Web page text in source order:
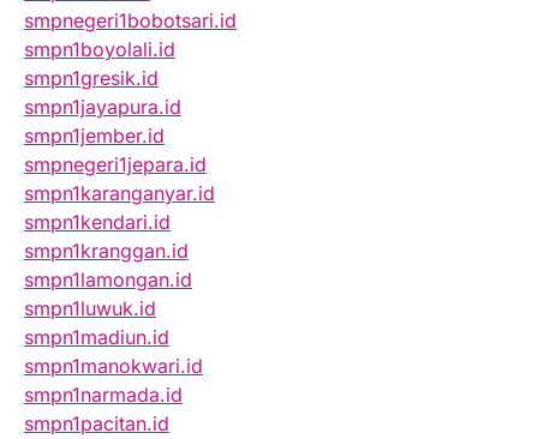
smpnegeri1bobotsari.id
smpn1boyolali.id
smpn1gresik.id
smpn1jayapura.id
smpn1jember.id
smpnegeri1jepara.id
smpn1karanganyar.id
smpn1kendari.id
smpn1kranggan.id
smpn1lamongan.id
smpn1luwuk.id
smpn1madiun.id
smpn1manokwari.id
smpn1narmada.id
smpn1pacitan.id